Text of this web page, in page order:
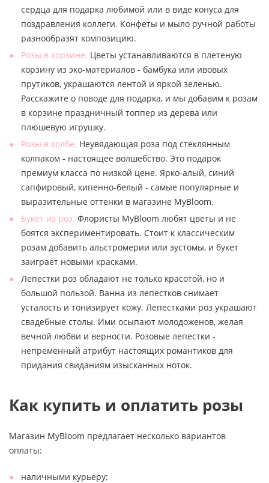
сердца для подарка любимой или в виде конуса для
поздравления коллеги. Конфеты и мыло ручной работы
разнообразят композицию.
Розы в корзине. Цветы устанавливаются в плетеную
корзину из эко-материалов - бамбука или ивовых
прутиков, украшаются лентой и яркой зеленью.
Расскажите о поводе для подарка, и мы добавим к розам
в корзине праздничный топпер из дерева или
плюшевую игрушку.
Розы в колбе. Неувядающая роза под стеклянным
колпаком - настоящее волшебство. Это подарок
премиум класса по низкой цене. Ярко-алый, синий
сапфировый, кипенно-белый - самые популярные и
выразительные оттенки в магазине MyBloom.
Букет из роз. Флористы MyBloom любят цветы и не
боятся экспериментировать. Стоит к классическим
розам добавить альстромерии или эустомы, и букет
заиграет новыми красками.
Лепестки роз обладают не только красотой, но и
большой пользой. Ванна из лепестков снимает
усталость и тонизирует кожу. Лепестками роз украшают
свадебные столы. Ими осыпают молодоженов, желая
вечной любви и верности. Розовые лепестки -
непременный атрибут настоящих романтиков для
придания свиданиям изысканных ноток.
Как купить и оплатить розы
Магазин MyBloom предлагает несколько вариантов
оплаты:
наличными курьеру;